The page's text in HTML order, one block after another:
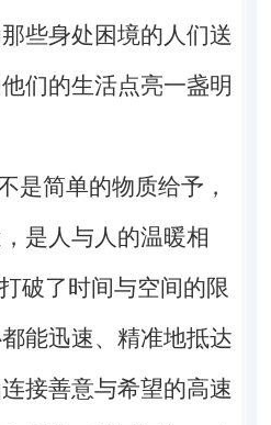
些身处困境的人们送
们的生活点亮一盏明
是简单的物质给予，
是人与人的温暖相
破了时间与空间的限
能迅速、精准地抵达
接善意与希望的高速